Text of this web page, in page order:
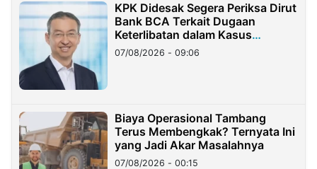
KPK Didesak Segera Periksa Dirut
Bank BCA Terkait Dugaan
Keterlibatan dalam Kasus
Hilangnya Dana Nasabah Rp2,58
Miliar
07/08/2026 - 09:06
Biaya Operasional Tambang
Terus Membengkak? Ternyata Ini
yang Jadi Akar Masalahnya
07/08/2026 - 00:15